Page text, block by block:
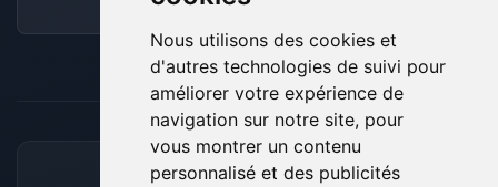
Nous utilisons des cookies et
d'autres technologies de suivi pour
améliorer votre expérience de
navigation sur notre site, pour
vous montrer un contenu
personnalisé et des publicités
Forum
MOYENS DE PAIEMENT ACCEPTÉS